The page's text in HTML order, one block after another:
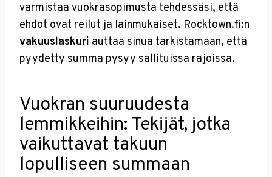
varmistaa vuokrasopimusta tehdessäsi, että
ehdot ovat reilut ja lainmukaiset. Rocktown.fi:n
vakuuslaskuri auttaa sinua tarkistamaan, että
pyydetty summa pysyy sallituissa rajoissa.
Vuokran suuruudesta
lemmikkeihin: Tekijät, jotka
vaikuttavat takuun
lopulliseen summaan